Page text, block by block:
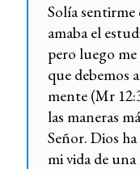
Solía
amaba el
pero luego
que debemos
mente (Mr
las maneras
Señor. Dios
mi vida de